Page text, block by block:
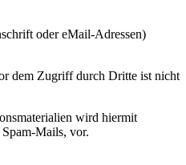
oder eMail-Adressen)
dem Zugriff durch Dritte ist nicht
wird hiermit
Mails, vor.